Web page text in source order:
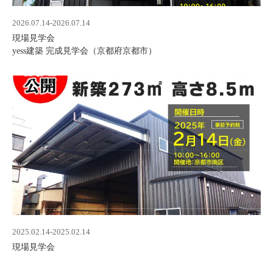
2026.07.14-2026.07.14
現場見学会
yess建築 完成見学会（京都府京都市）
2025.02.14-2025.02.14
現場見学会